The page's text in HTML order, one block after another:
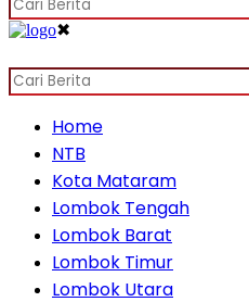
✖
Home
NTB
Kota Mataram
Lombok Tengah
Lombok Barat
Lombok Timur
Lombok Utara